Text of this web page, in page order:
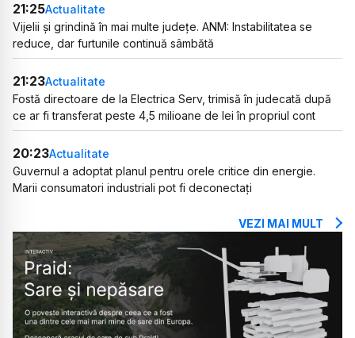
21:25Actualitate
Vijelii și grindină în mai multe județe. ANM: Instabilitatea se
reduce, dar furtunile continuă sâmbătă
21:23Actualitate
Fostă directoare de la Electrica Serv, trimisă în judecată după
ce ar fi transferat peste 4,5 milioane de lei în propriul cont
20:23Actualitate
Guvernul a adoptat planul pentru orele critice din energie.
Marii consumatori industriali pot fi deconectați
VEZI MAI MULT